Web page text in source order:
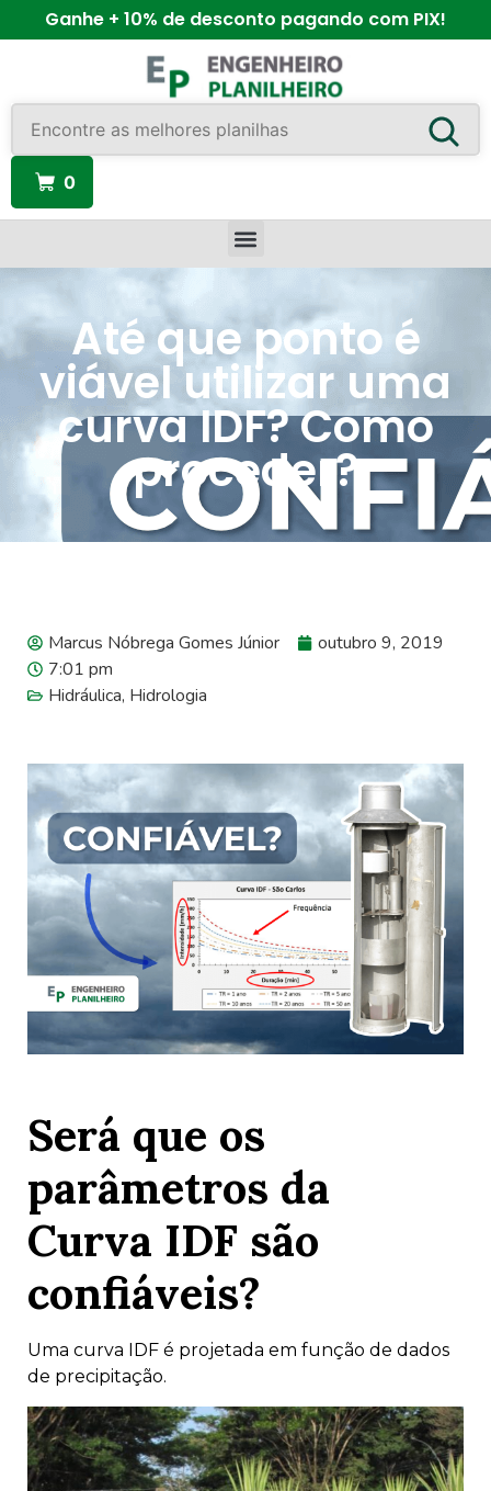
Ganhe + 10% de desconto pagando com PIX!
0
Até que ponto é
viável utilizar uma
curva IDF? Como
proceder?
Marcus Nóbrega Gomes Júnior
outubro 9, 2019
7:01 pm
Hidráulica, Hidrologia
Será que os
parâmetros da
Curva IDF são
confiáveis?
Uma curva IDF é projetada em função de dados
de precipitação.